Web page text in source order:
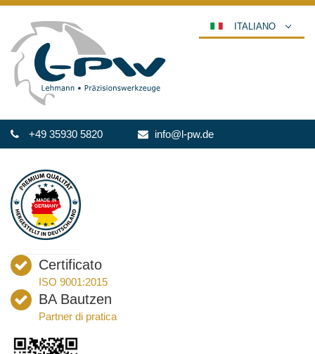
+49 35930 5820 info@l-pw.de
ITALIANO
Certificato
ISO 9001:2015
BA Bautzen
Partner di pratica